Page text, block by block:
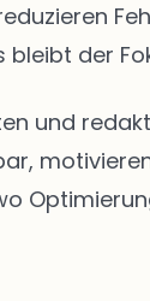
der
und